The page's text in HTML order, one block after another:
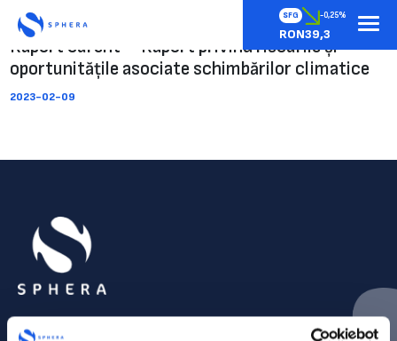
SFG -0,25%
RON39,3
Raport curent – Raport privind riscurile și
oportunitățile asociate schimbărilor climatice
2023-02-09